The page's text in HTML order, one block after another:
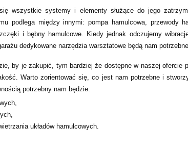
wszystkie systemy i elementy służące do jego
podlega między innymi: pompa hamulcowa, przewody
i bębny hamulcowe. Kiedy jednak odczujemy
dedykowane narzędzia warsztatowe będą nam
by je zakupić, tym bardziej że dostępne w naszej ofercie
Warto zorientować się, co jest nam potrzebne i
potrzebny nam będzie:
układów hamulcowych.